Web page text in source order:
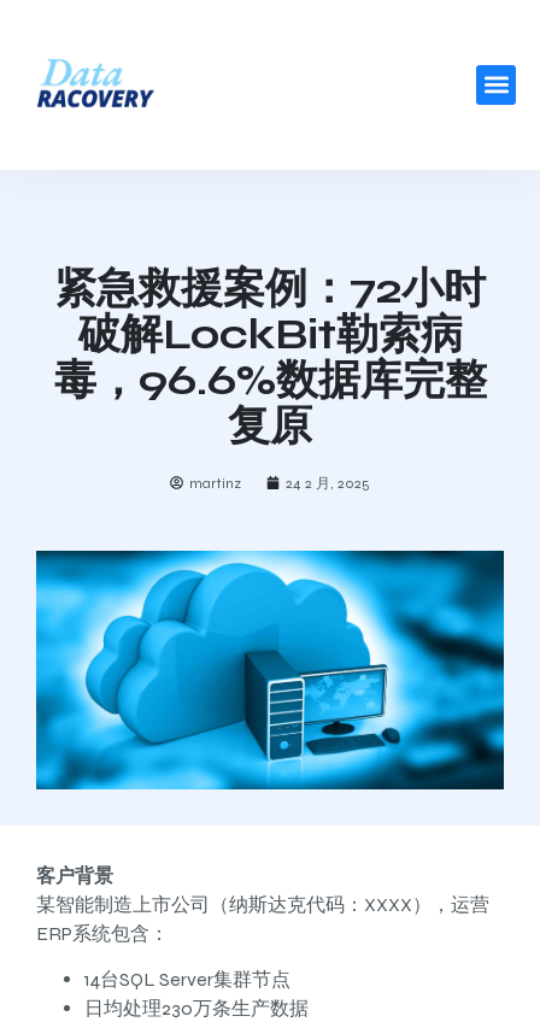
紧急救援案例：72小时
破解LockBit勒索病
毒，96.6%数据库完整
复原
martinz 24 2 月, 2025
客户背景
某智能制造上市公司（纳斯达克代码：XXXX），运营
ERP系统包含：
14台SQL Server集群节点
日均处理230万条生产数据